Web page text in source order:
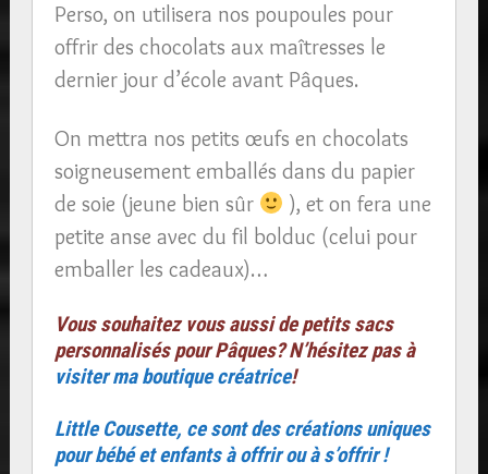
Perso, on utilisera nos poupoules pour
offrir des chocolats aux maîtresses le
dernier jour d’école avant Pâques.
On mettra nos petits œufs en chocolats
soigneusement emballés dans du papier
de soie (jeune bien sûr
), et on fera une
petite anse avec du fil bolduc (celui pour
emballer les cadeaux)…
Vous souhaitez vous aussi de petits sacs
personnalisés pour Pâques? N’hésitez pas à
visiter ma boutique créatrice!
Little Cousette, ce sont des créations uniques
pour bébé et enfants à offrir ou à s’offrir !​